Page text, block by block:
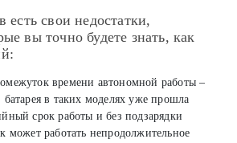
есть свои недостатки,
вы точно будете знать, как
времени автономной работы –
батарея в таких моделях уже прошла
срок работы и без подзарядки
может работать непродолжительное